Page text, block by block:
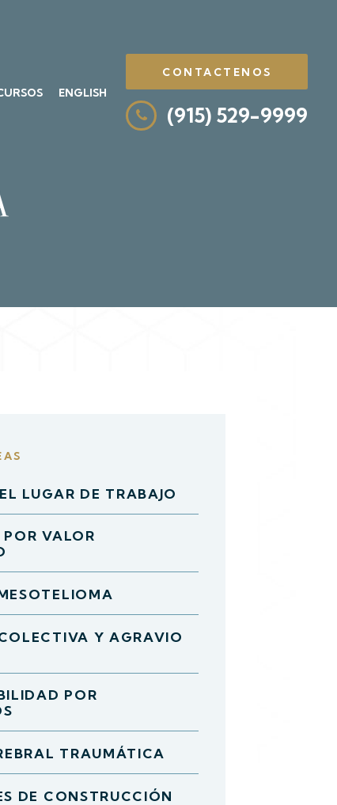
ENGLISH
CONTACTENOS
(915) 529-9999
LUGAR DE TRABAJO
VALOR
Y AGRAVIO
POR
TRAUMÁTICA
DE CONSTRUCCIÓN